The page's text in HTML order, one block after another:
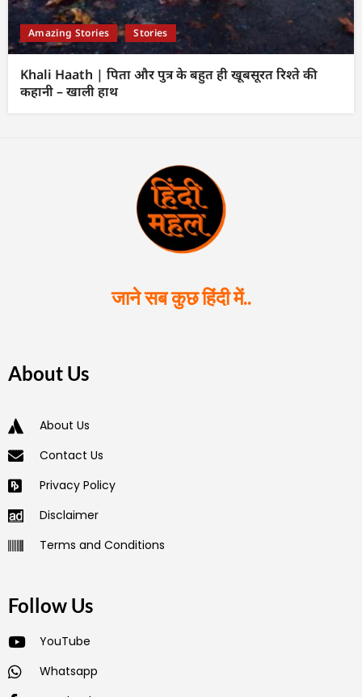
Amazing Stories Stories
Khali Haath | पिता और पुत्र के बहुत ही खूबसूरत रिश्ते की
कहानी – खाली हाथ
जाने सब कुछ हिंदी में..
About Us
About Us
Contact Us
Privacy Policy
Disclaimer
Terms and Conditions
Follow Us
YouTube
Whatsapp